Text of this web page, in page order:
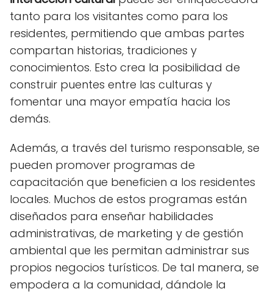
tanto para los visitantes como para los
residentes, permitiendo que ambas partes
compartan historias, tradiciones y
conocimientos. Esto crea la posibilidad de
construir puentes entre las culturas y
fomentar una mayor empatía hacia los
demás.
Además, a través del turismo responsable, se
pueden promover programas de
capacitación que beneficien a los residentes
locales. Muchos de estos programas están
diseñados para enseñar habilidades
administrativas, de marketing y de gestión
ambiental que les permitan administrar sus
propios negocios turísticos. De tal manera, se
empodera a la comunidad, dándole la